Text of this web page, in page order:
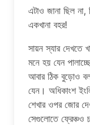
এটাও জানা ছিল
একখানা বহর!
সায়ন স্যার দেখতে
মনে হয় যেন
আবার ঠিক বুড়োও
যেন। অধিকাংশ
শেখার ওপর জোর
সেগুলোতে ফ্রেঞ্চও